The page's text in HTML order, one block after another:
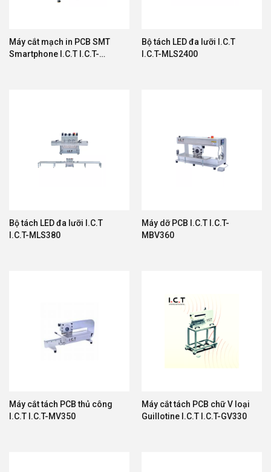
Máy cắt mạch in PCB SMT
Smartphone I.C.T I.C.T-
Bộ tách LED đa lưỡi I.C.T
I.C.T-MLS2400
Bộ tách LED đa lưỡi I.C.T
I.C.T-MLS380
Máy dỡ PCB I.C.T I.C.T-
MBV360
Máy cắt tách PCB thủ công
I.C.T I.C.T-MV350
Máy cắt tách PCB chữ V loại
Guillotine I.C.T I.C.T-GV330